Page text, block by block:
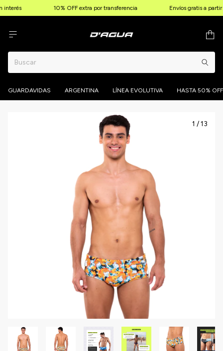
10% OFF extra por transferencia Envíos gratis a
GUARDAVIDAS ARGENTINA LÍNEA EVOLUTIVA HASTA 50% OFF
1 /13